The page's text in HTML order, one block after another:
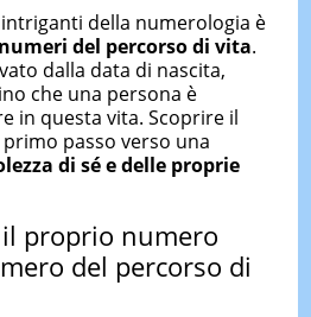
della numerologia è
del percorso di vita.
dalla data di nascita,
che una persona è
in questa vita. Scoprire il
passo verso una
di sé e delle proprie
il proprio numero
del percorso di